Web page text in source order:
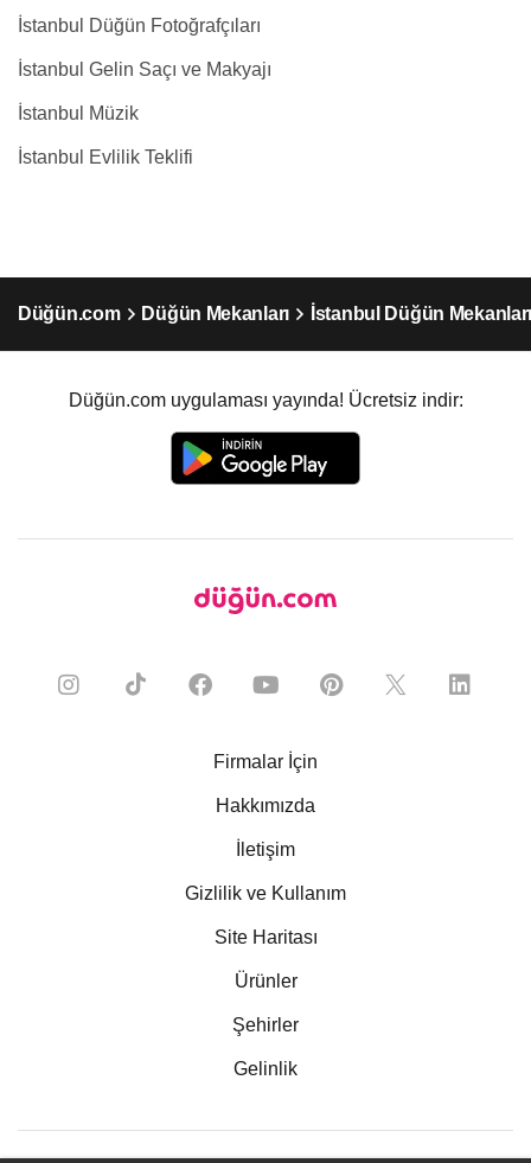
İstanbul Düğün Fotoğrafçıları
İstanbul Gelin Saçı ve Makyajı
İstanbul Müzik
İstanbul Evlilik Teklifi
Düğün.com Düğün Mekanları İstanbul Düğün
Düğün.com uygulaması yayında! Ücretsiz indir:
Firmalar İçin
Hakkımızda
İletişim
Gizlilik ve Kullanım
Site Haritası
Ürünler
Şehirler
Gelinlik